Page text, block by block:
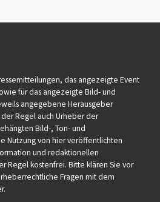
das angezeigte Event
für das angezeigte Bild- und
angegebene Herausgeber
Regel auch Urheber der
Bild-, Ton- und
Nutzung von hier veröffentlichten
und redaktionellen
Regel kostenfrei. Bitte klären Sie vor
Fragen mit dem